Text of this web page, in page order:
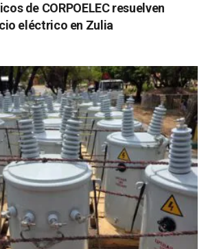
de CORPOELEC resuelven
eléctrico en Zulia